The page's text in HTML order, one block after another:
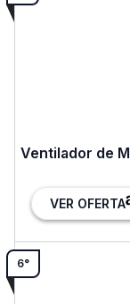
Ventilador de
VER OFERTA
6°